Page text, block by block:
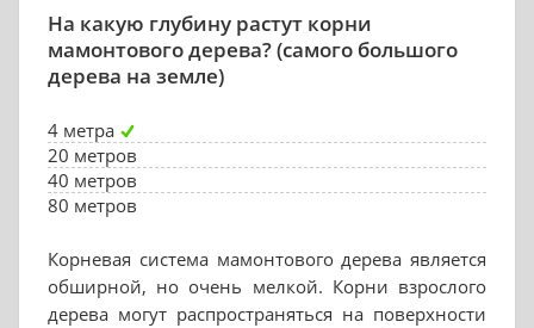
На какую глубину растут корни
мамонтового дерева? (самого большого
дерева на земле)
4 метра
20 метров
40 метров
80 метров
Корневая система мамонтового дерева является
обширной, но очень мелкой. Корни взрослого
дерева могут распространяться на поверхности